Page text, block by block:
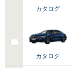
カタログ
カタログ